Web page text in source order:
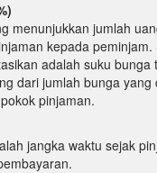
menunjukkan jumlah
kepada peminjam.
adalah suku bunga
dari jumlah bunga yang
pinjaman.
jangka waktu sejak